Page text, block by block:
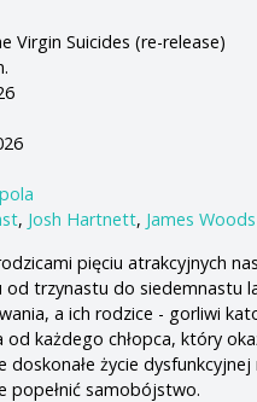
Virgin Suicides (re-release)
, Josh Hartnett, James Woods
pięciu atrakcyjnych
od trzynastu do siedemnastu
a ich rodzice - gorliwi
każdego chłopca, który
życie
popełnić samobójstwo.